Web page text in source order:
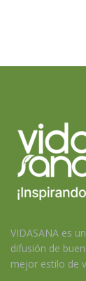
VIDASANA es
difusión de
mejor estilo de